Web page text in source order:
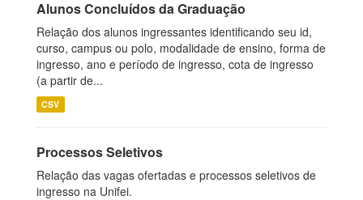
Alunos Concluídos da Graduação
Relação dos alunos ingressantes identificando seu id,
curso, campus ou polo, modalidade de ensino, forma de
ingresso, ano e período de ingresso, cota de ingresso
(a partir de...
CSV
Processos Seletivos
Relação das vagas ofertadas e processos seletivos de
ingresso na Unifei.